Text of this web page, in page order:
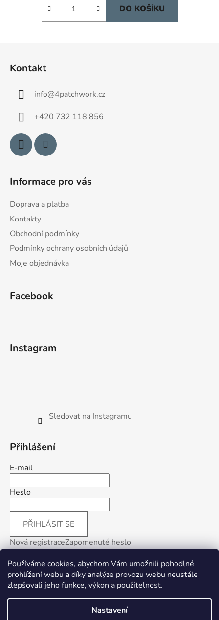
Používáme cookies, abychom Vám umožnili pohodlné
prohlížení webu a díky analýze provozu webu neustále
zlepšovali jeho funkce, výkon a použitelnost.
Nastavení
DO KOŠÍKU
Kontakt
info@4patchwork.cz
+420 732 118 856
Informace pro vás
Doprava a platba
Kontakty
Obchodní podmínky
Podmínky ochrany osobních údajů
Moje objednávka
Facebook
Instagram
Sledovat na Instagramu
Přihlášení
E-mail
Heslo
PŘIHLÁSIT SE
Nová registraceZapomenuté heslo
Facebook